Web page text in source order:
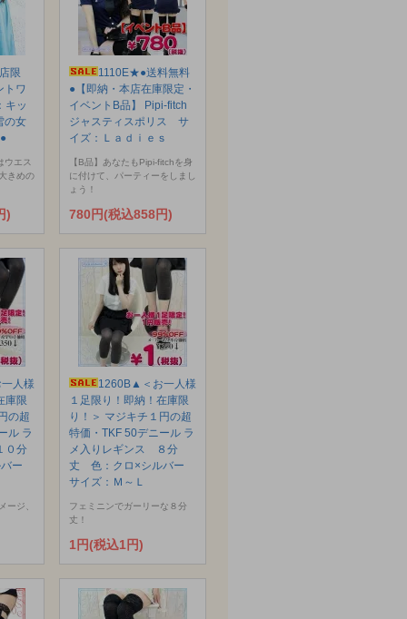
限
トワ
キッ
の女
ウエス
きめの
)
1110E★●送料無料
●【即納・本店在庫限定・
イベントB品】 Pipi-fitch
ジャスティスポリス サ
イズ：Ｌａｄｉｅｓ
【B品】あなたもPipi-fitchを身
に付けて、パーティーをしまし
ょう！
780円(税込858円)
人様
庫限
の超
ル ラ
０分
バー
ージ、
1260B▲＜お一人様
１足限り！即納！在庫限
り！＞ マジキチ１円の超
特価・TKF 50デニール ラ
メ入りレギンス ８分
丈 色：クロ×シルバー
サイズ：Ｍ～Ｌ
フェミニンでガーリーな８分
丈！
1円(税込1円)